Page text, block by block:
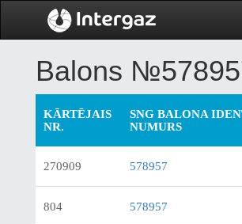
Balons
KĀRTĒJAIS
NR.
SNG BALONA
NUMURS
270909 578957
804 578957